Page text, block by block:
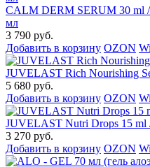
CALM DERM SERUM 30 ml
мл
3 790 руб.
Добавить в корзину OZON
JUVELAST Rich Nourishing
5 680 руб.
Добавить в корзину OZON
JUVELAST Nutri Drops 15 ml
3 270 руб.
Добавить в корзину OZON